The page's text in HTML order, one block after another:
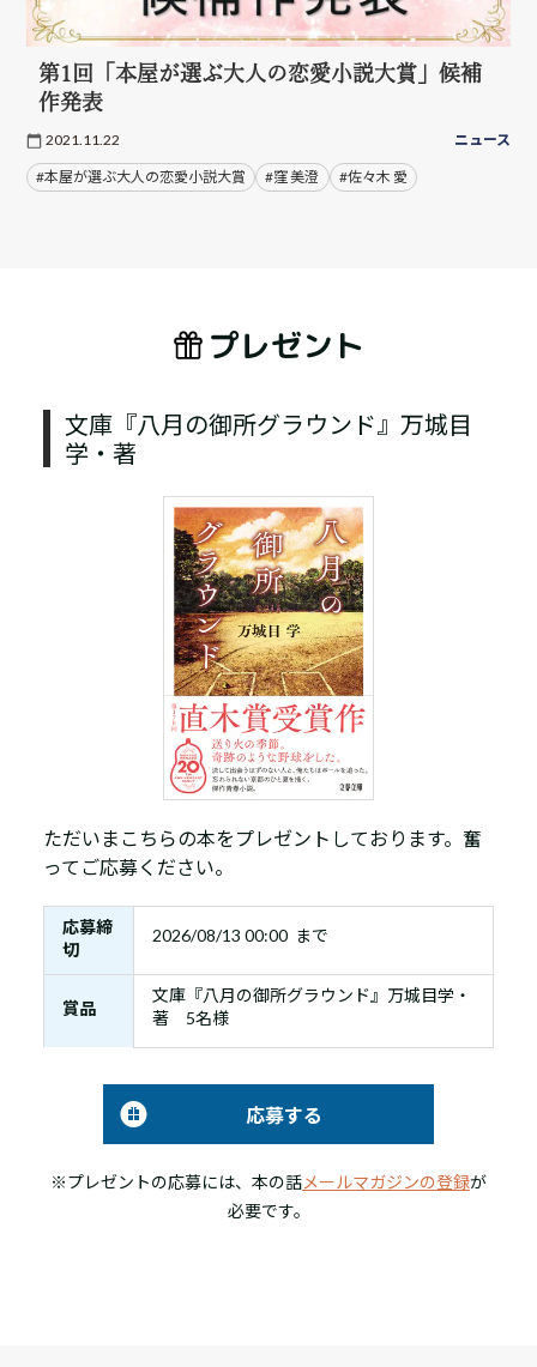
第1回「本屋が選ぶ大人の恋愛小説大賞」候補
作発表
2021.11.22 ニュース
#本屋が選ぶ大人の恋愛小説大賞 #窪 美澄 #佐々木 愛
プレゼント
文庫『八月の御所グラウンド』万城目
学・著
ただいまこちらの本をプレゼントしております。奮
ってご応募ください。
応募締
切
2026/08/13 00:00 まで
賞品
文庫『八月の御所グラウンド』万城目学・
著 5名様
応募する
※プレゼントの応募には、本の話メールマガジンの登録が
必要です。